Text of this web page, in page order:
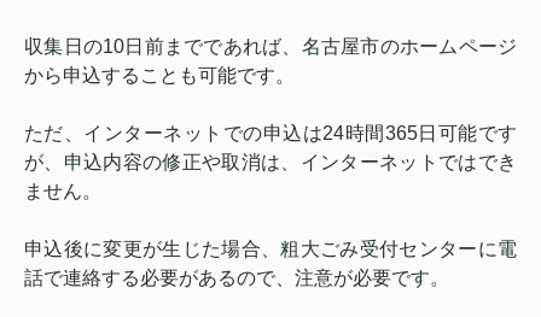
収集日の10日前までであれば、名古屋市のホームページ
から申込することも可能です。
ただ、インターネットでの申込は24時間365日可能です
が、申込内容の修正や取消は、インターネットではでき
ません。
申込後に変更が生じた場合、粗大ごみ受付センターに電
話で連絡する必要があるので、注意が必要です。